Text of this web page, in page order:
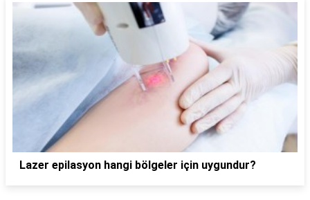
Lazer epilasyon hangi bölgeler için uygundur?